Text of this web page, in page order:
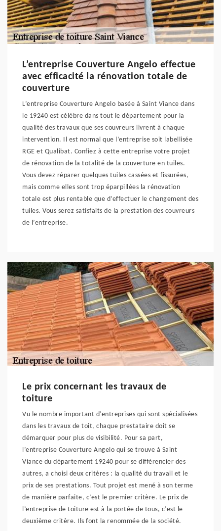
L’entreprise Couverture Angelo effectue
avec efficacité la rénovation totale de
couverture
L’entreprise Couverture Angelo basée à Saint Viance dans
le 19240 est célèbre dans tout le département pour la
qualité des travaux que ses couvreurs livrent à chaque
intervention. Il est normal que l’entreprise soit labellisée
RGE et Qualibat. Confiez à cette entreprise votre projet
de rénovation de la totalité de la couverture en tuiles.
Vous devez réparer quelques tuiles cassées et fissurées,
mais comme elles sont trop éparpillées la rénovation
totale est plus rentable que d’effectuer le changement des
tuiles. Vous serez satisfaits de la prestation des couvreurs
de l’entreprise.
Le prix concernant les travaux de
toiture
Vu le nombre important d’entreprises qui sont spécialisées
dans les travaux de toit, chaque prestataire doit se
démarquer pour plus de visibilité. Pour sa part,
l’entreprise Couverture Angelo qui se trouve à Saint
Viance du département 19240 pour se différencier des
autres, a choisi deux critères : la qualité du travail et le
prix de ses prestations. Tout projet est mené à son terme
de manière parfaite, c’est le premier critère. Le prix de
l’entreprise de toiture est à la portée de tous, c’est le
deuxième critère. Ils font la renommée de la société.